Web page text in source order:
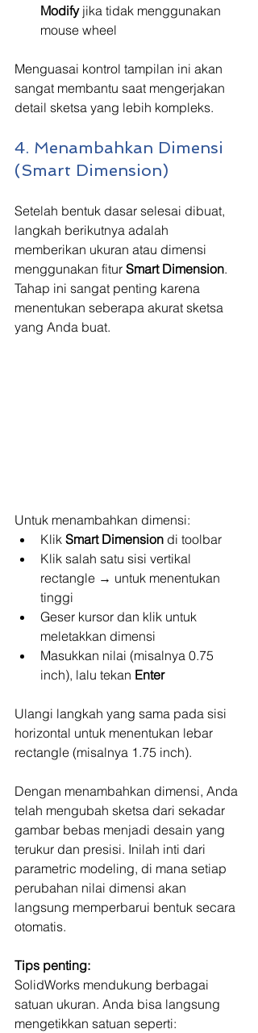
Modify jika tidak menggunakan
mouse wheel
Menguasai kontrol tampilan ini akan
sangat membantu saat mengerjakan
detail sketsa yang lebih kompleks.
4. Menambahkan Dimensi
(Smart Dimension)
Setelah bentuk dasar selesai dibuat,
langkah berikutnya adalah
memberikan ukuran atau dimensi
menggunakan fitur Smart Dimension.
Tahap ini sangat penting karena
menentukan seberapa akurat sketsa
yang Anda buat.
Untuk menambahkan dimensi:
Klik Smart Dimension di toolbar
Klik salah satu sisi vertikal
rectangle → untuk menentukan
tinggi
Geser kursor dan klik untuk
meletakkan dimensi
Masukkan nilai (misalnya 0.75
inch), lalu tekan Enter
Ulangi langkah yang sama pada sisi
horizontal untuk menentukan lebar
rectangle (misalnya 1.75 inch).
Dengan menambahkan dimensi, Anda
telah mengubah sketsa dari sekadar
gambar bebas menjadi desain yang
terukur dan presisi. Inilah inti dari
parametric modeling, di mana setiap
perubahan nilai dimensi akan
langsung memperbarui bentuk secara
otomatis.
Tips penting:
SolidWorks mendukung berbagai
satuan ukuran. Anda bisa langsung
mengetikkan satuan seperti: